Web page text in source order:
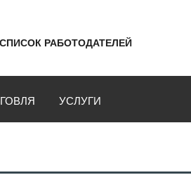
РАБОТОДАТЕЛЕЙ
УСЛУГИ